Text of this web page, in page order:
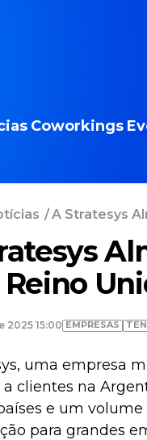
Coworkings
/A Stratesys
2025 15:00 EMPRESAS
uma empresa
clientes na
e um
para grandes